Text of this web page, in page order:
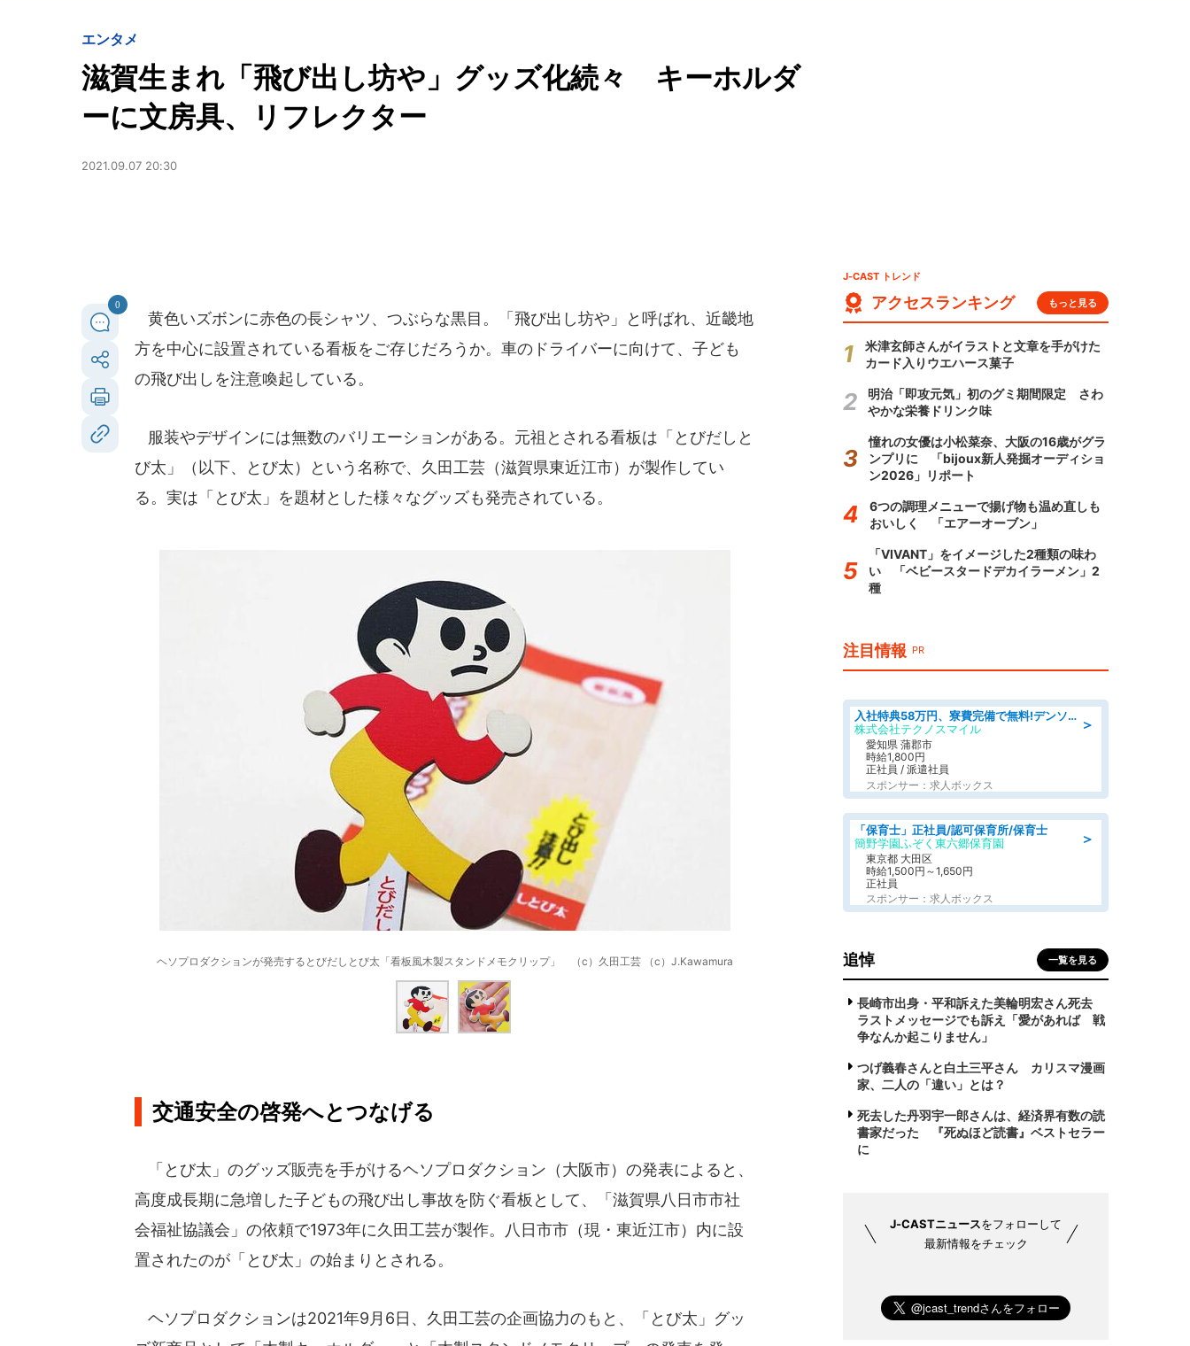
エンタメ
滋賀生まれ「飛び出し坊や」グッズ化続々 キーホルダ
ーに文房具、リフレクター
2021.09.07 20:30
0
黄色いズボンに赤色の長シャツ、つぶらな黒目。「飛び出し坊や」と呼ばれ、近畿地
方を中心に設置されている看板をご存じだろうか。車のドライバーに向けて、子ども
の飛び出しを注意喚起している。
服装やデザインには無数のバリエーションがある。元祖とされる看板は「とびだしと
び太」（以下、とび太）という名称で、久田工芸（滋賀県東近江市）が製作してい
る。実は「とび太」を題材とした様々なグッズも発売されている。
ヘソプロダクションが発売するとびだしとび太「看板風木製スタンドメモクリップ」 （c）久田工芸 （c）J.Kawamura
交通安全の啓発へとつなげる
「とび太」のグッズ販売を手がけるヘソプロダクション（大阪市）の発表によると、
高度成長期に急増した子どもの飛び出し事故を防ぐ看板として、「滋賀県八日市市社
会福祉協議会」の依頼で1973年に久田工芸が製作。八日市市（現・東近江市）内に設
置されたのが「とび太」の始まりとされる。
ヘソプロダクションは2021年9月6日、久田工芸の企画協力のもと、「とび太」グッ
J-CAST トレンド
アクセスランキング もっと見る
米津玄師さんがイラストと文章を手がけた
カード入りウエハース菓子
明治「即攻元気」初のグミ期間限定 さわ
やかな栄養ドリンク味
憧れの女優は小松菜奈、大阪の16歳がグラ
ンプリに 「bijoux新人発掘オーディショ
ン2026」リポート
6つの調理メニューで揚げ物も温め直しも
おいしく 「エアーオーブン」
「VIVANT」をイメージした2種類の味わ
い 「ベビースタードデカイラーメン」2
種
注目情報 PR
＞
入社特典58万円、寮費完備で無料!デンソーで働こう!自動車工場で小型部品の検査業務 denso aichi
株式会社テクノスマイル
愛知県 蒲郡市
時給1,800円
正社員 / 派遣社員
スポンサー：求人ボックス
＞
「保育士」正社員/認可保育所/保育士
簡野学園ふぞく東六郷保育園
東京都 大田区
時給1,500円～1,650円
正社員
スポンサー：求人ボックス
追悼 一覧を見る
長崎市出身・平和訴えた美輪明宏さん死去
ラストメッセージでも訴え「愛があれば 戦
争なんか起こりません」
つげ義春さんと白土三平さん カリスマ漫画
家、二人の「違い」とは？
死去した丹羽宇一郎さんは、経済界有数の読
書家だった 『死ぬほど読書』ベストセラー
に
J-CASTニュースをフォローして
最新情報をチェック